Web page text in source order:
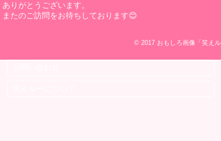
ありがとうございます。
またのご訪問をお待ちしております😊
© 2017 おもしろ画像「笑え